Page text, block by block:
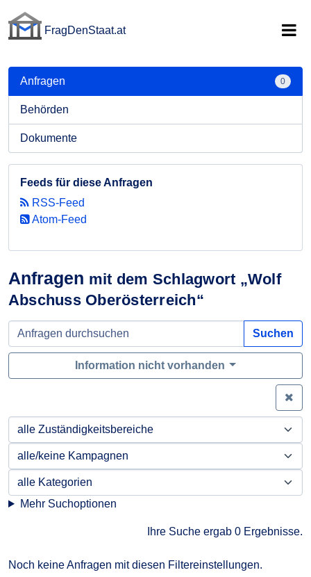
FragDenStaat.at
Anfragen mit dem Schlagwort „Wolf
Abschuss Oberösterreich“
Suchen
Information nicht vorhanden
Mehr Suchoptionen
Ihre Suche ergab 0 Ergebnisse.
Noch keine Anfragen mit diesen Filtereinstellungen.
Anfragen 0
Behörden
Dokumente
Feeds für diese Anfragen
RSS-Feed
Atom-Feed